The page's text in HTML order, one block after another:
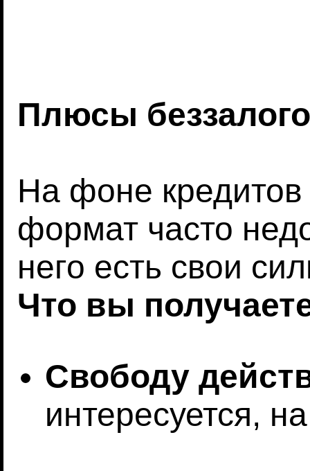
Плюсы
На фоне кредитов
формат часто
него есть свои
Что вы
Свободу
интересуется,